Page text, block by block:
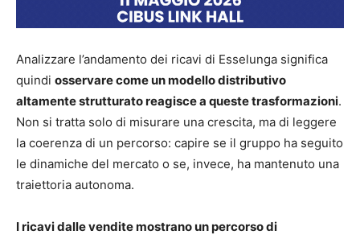
Analizzare l’andamento dei ricavi di Esselunga significa
quindi osservare come un modello distributivo
altamente strutturato reagisce a queste trasformazioni.
Non si tratta solo di misurare una crescita, ma di leggere
la coerenza di un percorso: capire se il gruppo ha seguito
le dinamiche del mercato o se, invece, ha mantenuto una
traiettoria autonoma.
I ricavi dalle vendite mostrano un percorso di